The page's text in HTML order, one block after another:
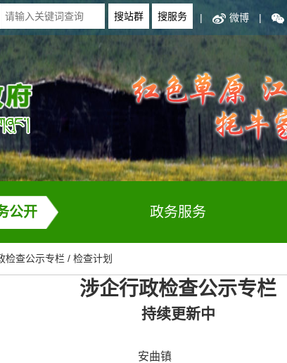
| 微博 |
公开 政务服务
检查公示专栏 / 检查计划
涉企行政检查公示专栏
持续更新中
安曲镇